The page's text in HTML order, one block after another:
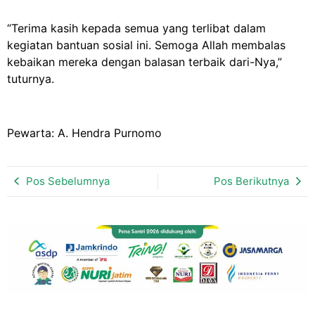
“Terima kasih kepada semua yang terlibat dalam
kegiatan bantuan sosial ini. Semoga Allah membalas
kebaikan mereka dengan balasan terbaik dari-Nya,”
tuturnya.
Pewarta: A. Hendra Purnomo
Pos Sebelumnya Pos Berikutnya